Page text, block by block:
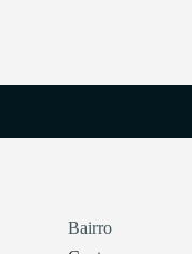
Bairro